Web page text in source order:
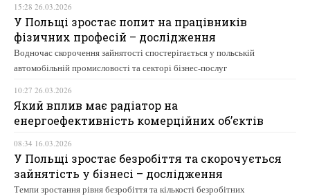
15:28 26.03.2026
У Польщі зростає попит на працівників
фізичних професій – дослідження
Водночас скорочення зайнятості спостерігається у польській
автомобільній промисловості та секторі бізнес-послуг
10:27 26.03.2026
Який вплив має радіатор на
енергоефективність комерційних об’єктів
08:34 16.03.2026
У Польщі зростає безробіття та скорочується
зайнятість у бізнесі – дослідження
Темпи зростання рівня безробіття та кількості безробітних